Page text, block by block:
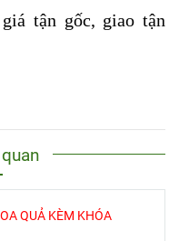
tận gốc, giao tận
QUẢ KÈM KHÓA